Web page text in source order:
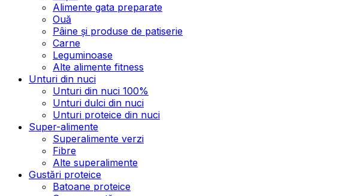
Alimente gata preparate
Ouă
Pâine și produse de patiserie
Carne
Leguminoase
Alte alimente fitness
Unturi din nuci
Unturi din nuci 100%
Unturi dulci din nuci
Unturi proteice din nuci
Super-alimente
Superalimente verzi
Fibre
Alte superalimente
Gustări proteice
Batoane proteice